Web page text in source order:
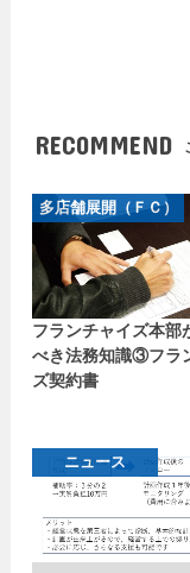
RECOMMEND
多店舗展開（ＦＣ）
フランチャイズ本部
べき法務知識③フラ
ズ契約書
ニュース